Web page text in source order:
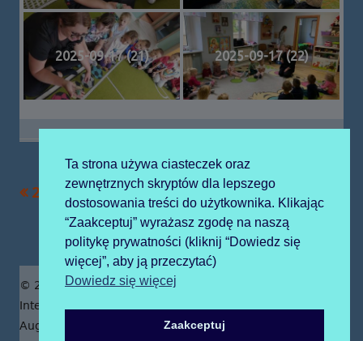
2025-09-17 (21) 2025-09-17 (22)
Nawigacja
wpisu
Poprzedni
artykół
2025-09-18 sport
Następny
artykół:
2025-09-19
sprzątanie
Zawartość
stopki
© 2019 Publiczne Przedszkole z Oddziałami
Integracyjnymi prowadzone przez Zgromadzenie Sióstr
Augustianek
Ta strona używa ciasteczek oraz
zewnętrznych skryptów dla lepszego
dostosowania treści do użytkownika. Klikając
“Zaakceptuj” wyrażasz zgodę na naszą
politykę prywatności (kliknij “Dowiedz się
więcej”, aby ją przeczytać)
Dowiedz się więcej
Zaakceptuj